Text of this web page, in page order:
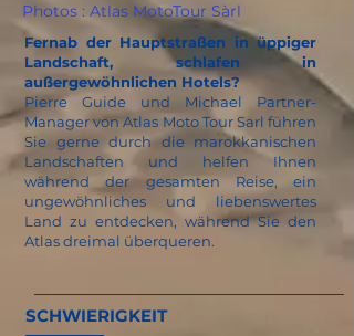
Photos : Atlas MotoTour Sàrl
Fernab der Hauptstraßen in üppiger
Landschaft, schlafen in
außergewöhnlichen Hotels?
Pierre Guide und Michael Partner-
Manager von Atlas Moto Tour Sarl führen
Sie gerne durch die marokkanischen
Landschaften und helfen Ihnen
während der gesamten Reise, ein
ungewöhnliches und liebenswertes
Land zu entdecken, während Sie den
Atlas dreimal überqueren.
SCHWIERIGKEIT